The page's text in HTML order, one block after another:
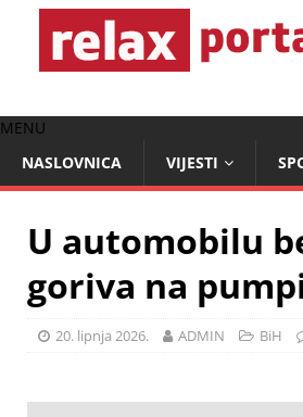
MENU
NASLOVNICA
VIJESTI
U automobilu
goriva na
20. lipnja 2026. ADMIN BiH